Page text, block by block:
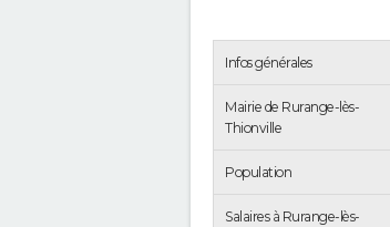
Infos générales
Mairie de Rurange-lès-
Thionville
Population
Salaires à Rurange-lès-